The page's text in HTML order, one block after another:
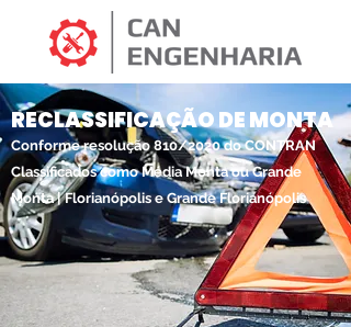
RECLASSIFICAÇÃO DE MONTA
Conforme resolução 810/2020 do CONTRAN
Classificados como Média Monta ou Grande
Monta | Florianópolis e Grande Florianópolis